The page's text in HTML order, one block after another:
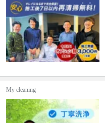
My cleaning